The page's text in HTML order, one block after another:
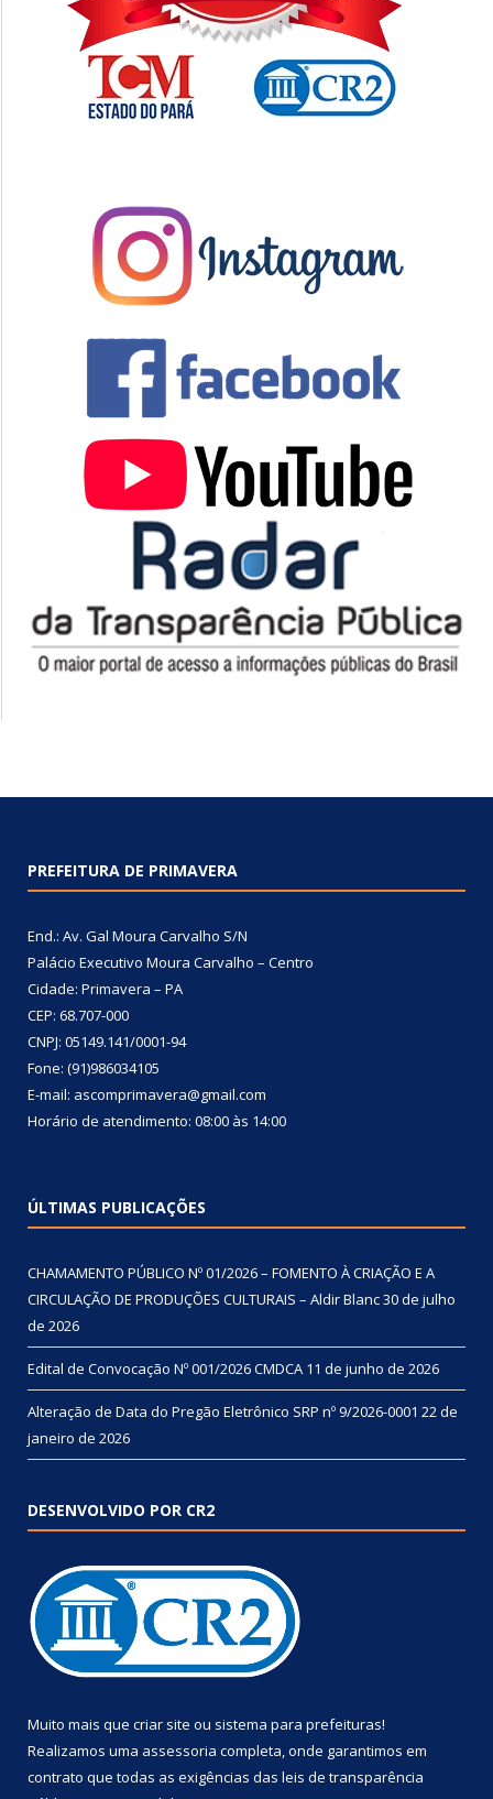
PREFEITURA DE PRIMAVERA
End.: Av. Gal Moura Carvalho S/N
Palácio Executivo Moura Carvalho – Centro
Cidade: Primavera – PA
CEP: 68.707-000
CNPJ: 05149.141/0001-94
Fone: (91)986034105
E-mail: ascomprimavera@gmail.com
Horário de atendimento: 08:00 às 14:00
ÚLTIMAS PUBLICAÇÕES
CHAMAMENTO PÚBLICO Nº 01/2026 – FOMENTO À CRIAÇÃO E A
CIRCULAÇÃO DE PRODUÇÕES CULTURAIS – Aldir Blanc30 de julho
de 2026
Edital de Convocação Nº 001/2026 CMDCA 11 de junho de 2026
Alteração de Data do Pregão Eletrônico SRP nº 9/2026-0001 22 de
janeiro de 2026
DESENVOLVIDO POR CR2
Muito mais que criar site ou sistema para prefeituras!
Realizamos uma assessoria completa, onde garantimos em
contrato que todas as exigências das leis de transparência